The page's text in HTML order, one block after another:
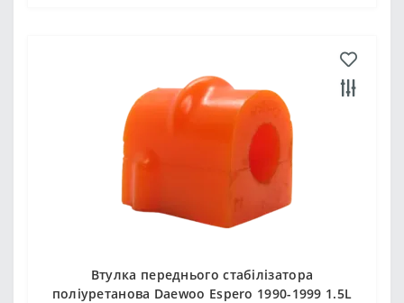
Втулка переднього стабілізатора
поліуретанова Daewoo Espero 1990-1999 1.5L